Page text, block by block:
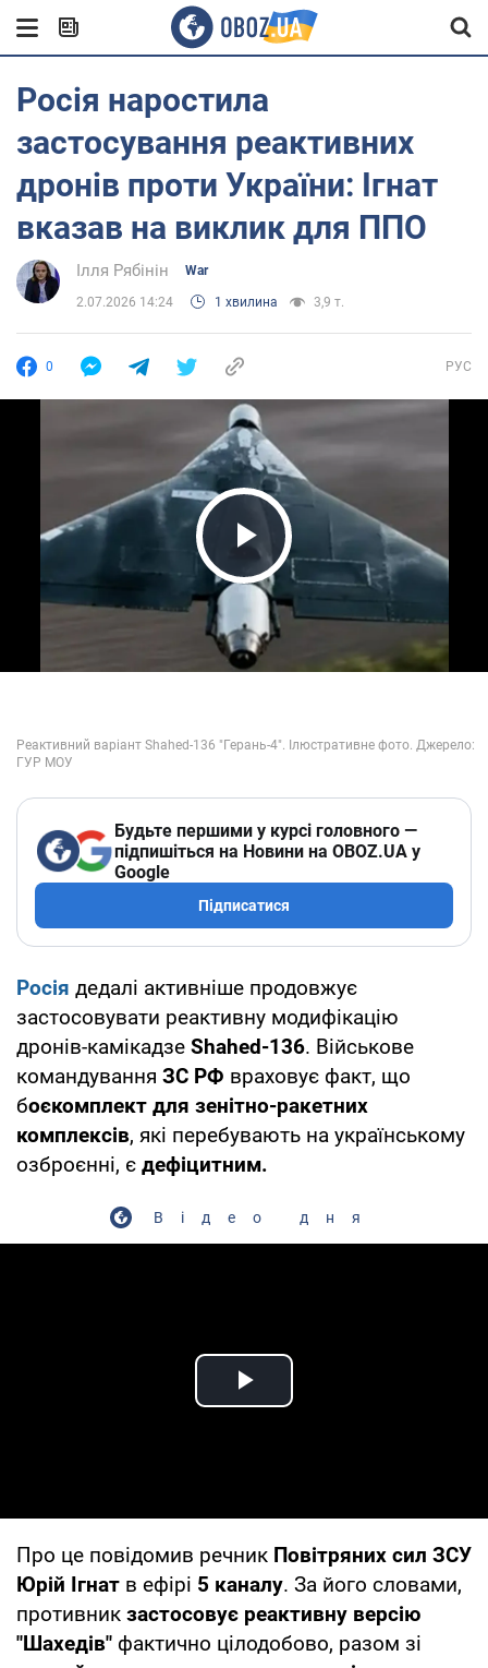
Росія наростила
застосування реактивних
дронів проти України: Ігнат
вказав на виклик для ППО
Ілля Рябінін War
2.07.2026 14:24 1 хвилина 3,9 т.
0 РУС
Play Video
Будьте першими у курсі головного —
підпишіться на Новини на OBOZ.UA у
Google
Підписатися
Росія дедалі активніше продовжує
застосовувати реактивну модифікацію
дронів-камікадзе Shahed-136. Військове
командування ЗС РФ враховує факт, що
боєкомплект для зенітно-ракетних
комплексів, які перебувають на українському
озброєнні, є дефіцитним.
Відео дня
Play Video
Про це повідомив речник Повітряних сил ЗСУ
Юрій Ігнат в ефірі 5 каналу. За його словами,
противник застосовує реактивну версію
"Шахедів" фактично цілодобово, разом зі